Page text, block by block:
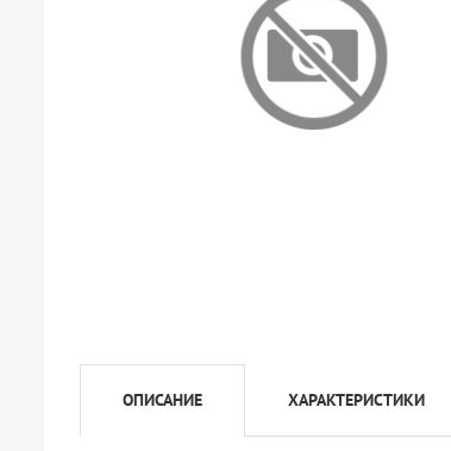
ОПИСАНИЕ ХАРАКТЕРИСТИКИ